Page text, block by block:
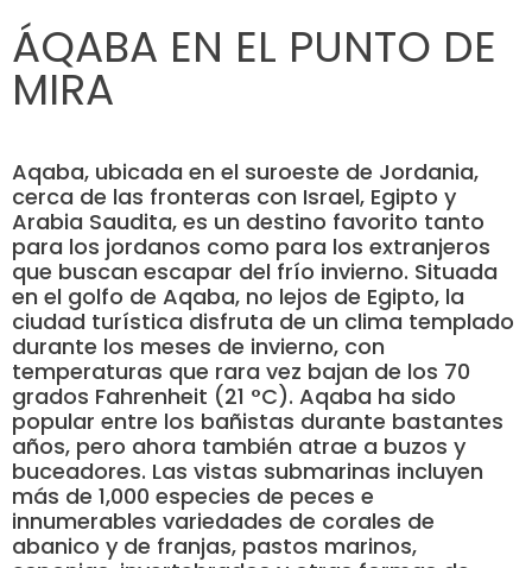
ÁQABA EN EL PUNTO DE
MIRA
Aqaba, ubicada en el suroeste de Jordania,
cerca de las fronteras con Israel, Egipto y
Arabia Saudita, es un destino favorito tanto
para los jordanos como para los extranjeros
que buscan escapar del frío invierno. Situada
en el golfo de Aqaba, no lejos de Egipto, la
ciudad turística disfruta de un clima templado
durante los meses de invierno, con
temperaturas que rara vez bajan de los 70
grados Fahrenheit (21 °C). Aqaba ha sido
popular entre los bañistas durante bastantes
años, pero ahora también atrae a buzos y
buceadores. Las vistas submarinas incluyen
más de 1,000 especies de peces e
innumerables variedades de corales de
abanico y de franjas, pastos marinos,